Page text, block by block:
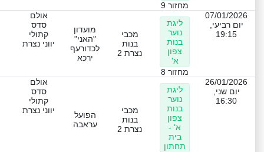
מחזור 9
07/01/2026
יום רביעי,
19:15
ליגת
נוער
בנות
צפון
א'
מחזור 8
מכבי
בנות
נצרת 2
מועדון
"האני"
לכדורעף
ירכא
אולם
סדס
קתולי
יווני נצרת
26/01/2026
יום שני,
16:30
ליגת
נוער
בנות
צפון
א' -
בית
תחתון
מכבי
בנות
נצרת 2
הפועל
עראבה
אולם
סדס
קתולי
יווני נצרת